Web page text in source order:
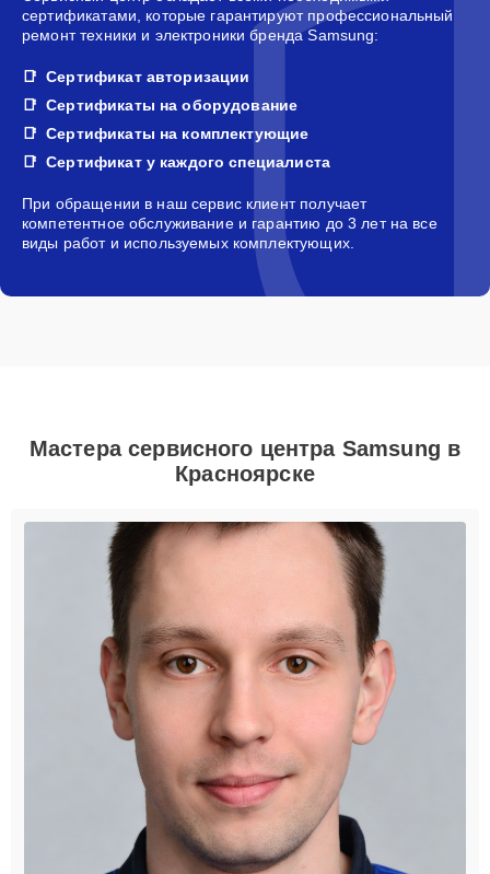
сертификатами, которые гарантируют профессиональный
ремонт техники и электроники бренда Samsung:
Сертификат авторизации
Сертификаты на оборудование
Сертификаты на комплектующие
Сертификат у каждого специалиста
При обращении в наш сервис клиент получает
компетентное обслуживание и гарантию до 3 лет на все
виды работ и используемых комплектующих.
Мастера сервисного центра Samsung в
Красноярске